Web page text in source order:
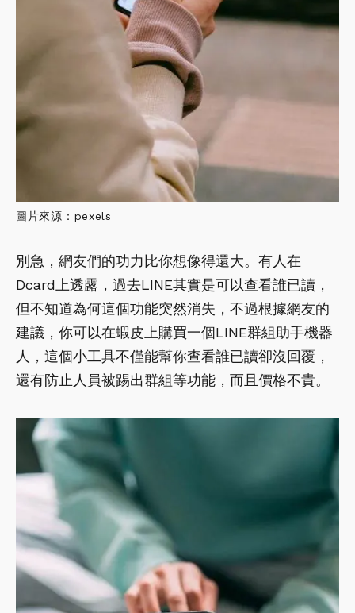
圖片來源：pexels
別急，網友們的功力比你想像得還大。有人在
Dcard上透露，過去LINE其實是可以查看誰已讀，
但不知道為何這個功能突然消失，不過根據網友的
建議，你可以在蝦皮上購買一個LINE群組助手機器
人，這個小工具不僅能幫你查看誰已讀卻沒回覆，
還有防止人員被踢出群組等功能，而且價格不貴。